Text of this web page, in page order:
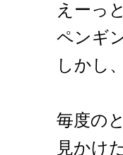
えーっ
ペンギ
しかし
毎度の
見かけ